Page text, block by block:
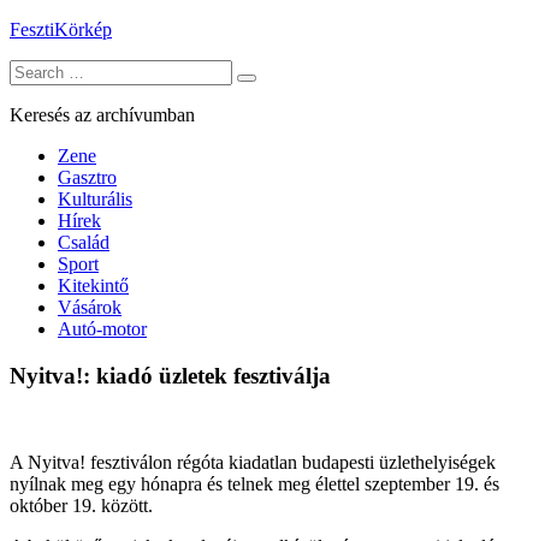
Skip
content
FesztiKörkép
Search
for:
Keresés az archívumban
Zene
Gasztro
Kulturális
Hírek
Család
Sport
Kitekintő
Vásárok
Autó-motor
Nyitva!: kiadó üzletek fesztiválja
A Nyitva! fesztiválon régóta kiadatlan budapesti üzlethelyiségek
nyílnak meg egy hónapra és telnek meg élettel szeptember 19. és
október 19. között.